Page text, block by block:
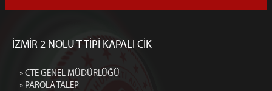
İZMİR 2 NOLU T TİPİ KAPALI CİK
» CTE GENEL MÜDÜRLÜĞÜ
» PAROLA TALEP